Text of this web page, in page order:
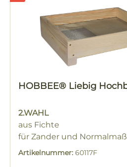
HOBBEE® Liebig
2.WAHL
aus Fichte
für Zander und Normalmaß
Artikelnummer: 60117F